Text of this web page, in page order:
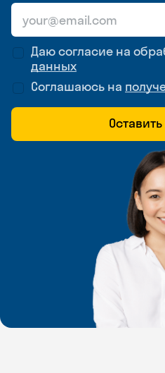
Даю согласие на
данных
Соглашаюсь на